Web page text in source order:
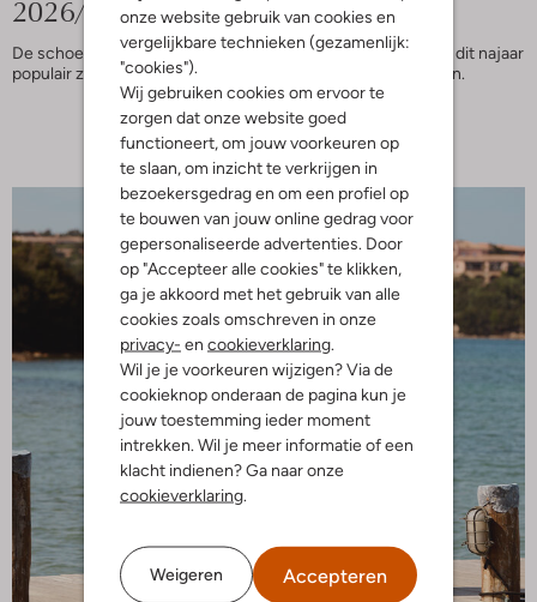
onze website gebruik van cookies en
vergelijkbare technieken (gezamenlijk:
"cookies").
Wij gebruiken cookies om ervoor te
zorgen dat onze website goed
functioneert, om jouw voorkeuren op
te slaan, om inzicht te verkrijgen in
bezoekersgedrag en om een profiel op
te bouwen van jouw online gedrag voor
gepersonaliseerde advertenties. Door
op "Accepteer alle cookies" te klikken,
ga je akkoord met het gebruik van alle
cookies zoals omschreven in onze
privacy- en cookieverklaring
Wil je je voorkeuren wijzigen? Via de
cookieknop onderaan de pagina kun je
jouw toestemming ieder moment
intrekken. Wil je meer informatie of een
klacht indienen? Ga naar onze
cookieverklaring
Weigeren Accepteren
2026/2027
De schoenentrends die dit najaar
populair zijn.
Bekijk nu
dames
Deze modetrends wil je dit najaar
in je kast hebben hangen.